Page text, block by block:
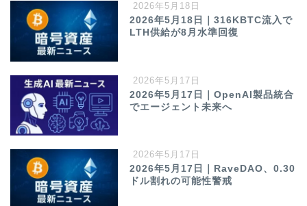
2026年5月18日
2026年5月18日｜316KBTC流入で
LTH供給が8月水準回復
2026年5月17日
2026年5月17日｜OpenAI製品統合
でエージェント未来へ
2026年5月17日
2026年5月17日｜RaveDAO、0.30
ドル割れの可能性警戒